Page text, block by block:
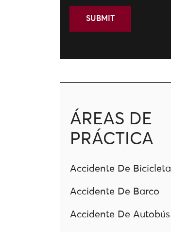
ÁREAS DE
PRÁCTICA
Accidente De Bicicleta
Accidente De Barco
Accidente De Autobús